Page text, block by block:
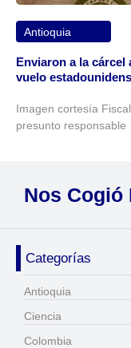
Antioquia
Enviaron a la
vuelo
Imagen cortesía
presunto responsable
Nos Cogió
Categorías
Antioquia
Ciencia
Colombia